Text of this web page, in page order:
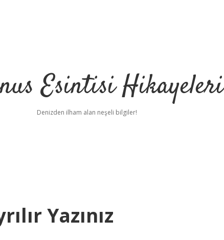
Esintisi Hikayeleri
Denizden ilham alan neşeli bilgiler!
Yazınız